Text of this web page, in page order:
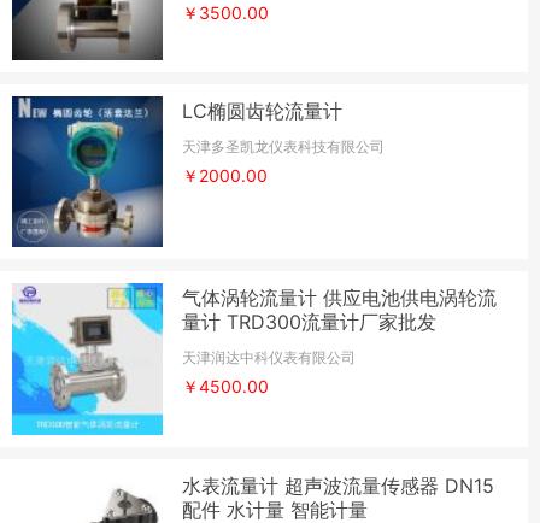
￥3500.00
LC椭圆齿轮流量计
天津多圣凯龙仪表科技有限公司
￥2000.00
气体涡轮流量计 供应电池供电涡轮流
量计 TRD300流量计厂家批发
天津润达中科仪表有限公司
￥4500.00
水表流量计 超声波流量传感器 DN15
配件 水计量 智能计量